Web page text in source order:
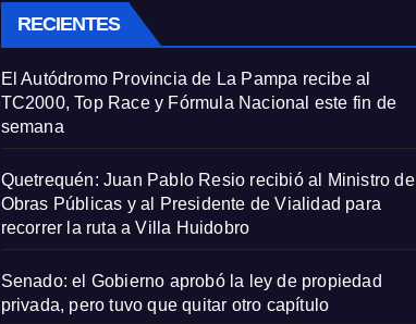
RECIENTES
El Autódromo Provincia de La Pampa recibe al
TC2000, Top Race y Fórmula Nacional este fin de
semana
Quetrequén: Juan Pablo Resio recibió al Ministro de
Obras Públicas y al Presidente de Vialidad para
recorrer la ruta a Villa Huidobro
Senado: el Gobierno aprobó la ley de propiedad
privada, pero tuvo que quitar otro capítulo